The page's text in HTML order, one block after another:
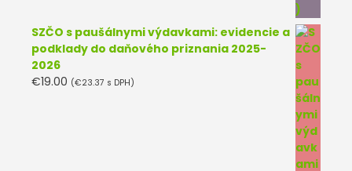
SZČO s paušálnymi výdavkami: evidencie a
podklady do daňového priznania 2025-
2026
€19.00 (€23.37 s DPH)